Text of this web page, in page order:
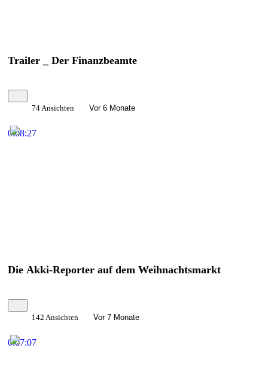
Trailer _ Der Finanzbeamte
74 Ansichten Vor 6 Monate
0:08:27
Die Akki-Reporter auf dem Weihnachtsmarkt
142 Ansichten Vor 7 Monate
0:07:07